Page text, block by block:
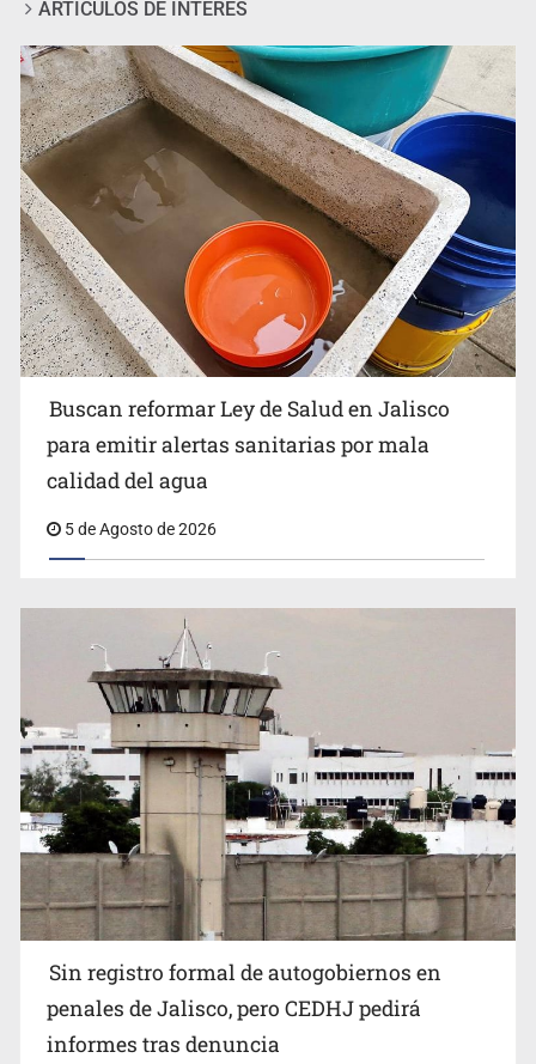
Ken Salazar afirma que no tiene evidencia de vínculos
entre el gobierno de México y el crimen organizado
Sheinbaum se reúnen secretario de Estado del Vaticano
Buscan reformar Ley de Salud en Jalisco para emitir
alertas sanitarias por mala calidad del agua
ARTÍCULOS DE INTERÉS
Buscan reformar Ley de Salud en Jalisco
para emitir alertas sanitarias por mala
calidad del agua
5 de Agosto de 2026
Sin registro formal de autogobiernos en
penales de Jalisco, pero CEDHJ pedirá
informes tras denuncia